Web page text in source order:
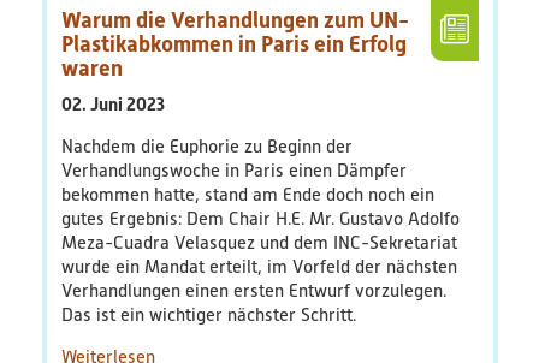
Warum die Verhandlungen zum UN-
Plastikabkommen in Paris ein Erfolg
waren
02. Juni 2023
Nachdem die Euphorie zu Beginn der
Verhandlungswoche in Paris einen Dämpfer
bekommen hatte, stand am Ende doch noch ein
gutes Ergebnis: Dem Chair H.E. Mr. Gustavo Adolfo
Meza-Cuadra Velasquez und dem INC-Sekretariat
wurde ein Mandat erteilt, im Vorfeld der nächsten
Verhandlungen einen ersten Entwurf vorzulegen.
Das ist ein wichtiger nächster Schritt.